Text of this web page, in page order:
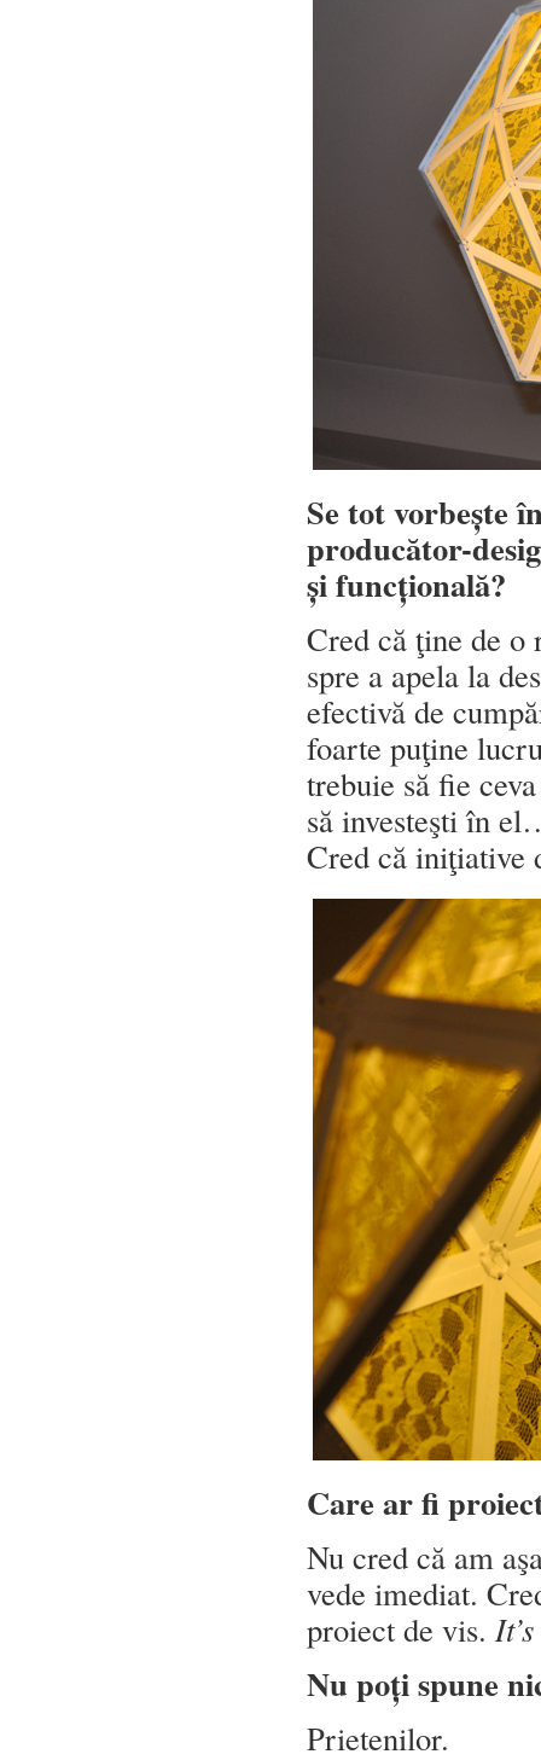
Se tot vorbește
producător-
și funcțională?
Cred că ţine de o
spre a apela la
efectivă de
foarte puţine
trebuie să fie
să investeşti în
Cred că iniţiative
Care ar fi
Nu cred că am
vede imediat.
proiect de vis.
Nu poți spune
Prietenilor.